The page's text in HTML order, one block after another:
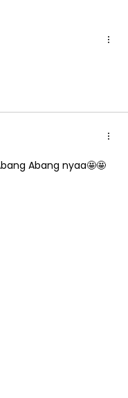
Abang nyaa🤩🤩